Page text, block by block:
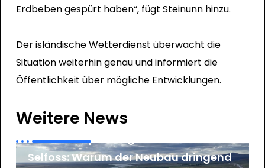
Erdbeben gespürt haben“, fügt Steinunn hinzu.
Der isländische Wetterdienst überwacht die
Situation weiterhin genau und informiert die
Öffentlichkeit über mögliche Entwicklungen.
Weitere News
News
Neue mautpflichtige Ölfusá-Brücke in
Selfoss: Warum der Neubau dringend